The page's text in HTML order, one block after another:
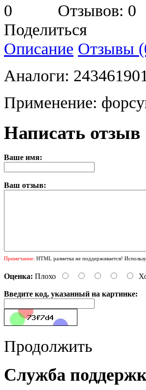
Отзывов: 0
Поделиться
Описание Отзывы
Аналоги:
Применение:
Написать отзыв
Ваше имя:
Ваш отзыв:
Примечание: HTML разметка не поддерживается!
Оценка: Плохо
Введите код, указанный на картинке:
Продолжить
Служба